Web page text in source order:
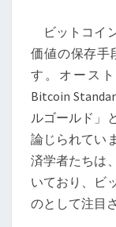
ビットコイ
価値の保存手
す。オース
Bitcoin
ルゴールド」
論じられてい
済学者たちは
いており、ビ
のとして注目